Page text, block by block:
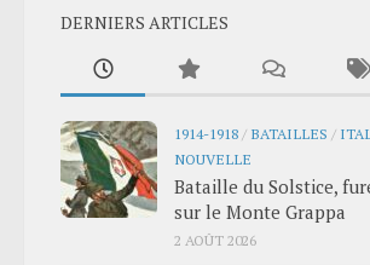
DERNIERS ARTICLES
1914-1918 / BATAILLES /
NOUVELLE
Bataille du Solstice,
sur le Monte Grappa
2 AOÛT 2026